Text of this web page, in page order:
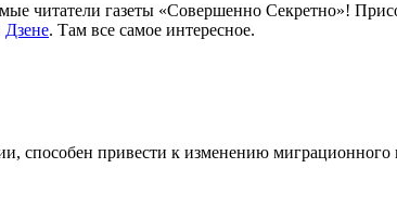
читатели газеты «Совершенно Секретно»!
Дзене. Там все самое интересное.
привести к изменению миграционного